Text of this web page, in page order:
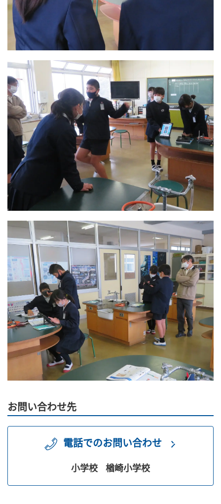
お問い合わせ先
電話でのお問い合わせ
小学校 楢崎小学校